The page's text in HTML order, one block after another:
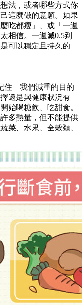
法，或者哪些方式你
這麼做的意願。如果
吃都瘦」、或「一週
相信。一週減0.5到
可以穩定且持久的
住，我們減重的目的
還是與健康狀況有
始喝糖飲、吃甜食。
多熱量，但不能提供
菜、水果、全穀類、